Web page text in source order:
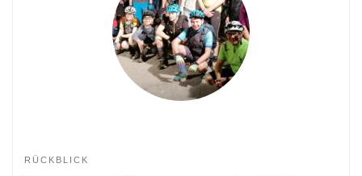
RÜCKBLICK